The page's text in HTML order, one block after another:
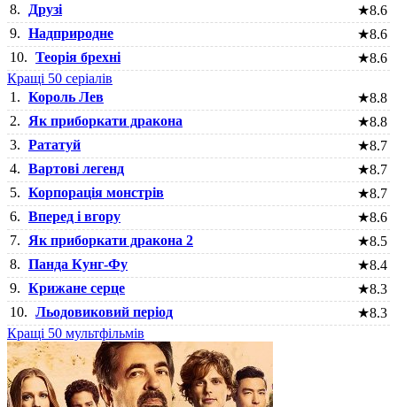
8.
Друзі ★8.6
9. Надприродне ★8.6
10. Теорія брехні ★8.6
Кращі 50 серіалів
1. Король Лев ★8.8
2.
Як приборкати дракона ★8.8
3. Рататуй ★8.7
4. Вартові легенд ★8.7
5. Корпорація монстрів ★8.7
6. Вперед і вгору ★8.6
7.
Як приборкати дракона 2 ★8.5
8. Панда Кунг-Фу ★8.4
9. Крижане серце ★8.3
10. Льодовиковий період ★8.3
Кращі 50 мультфільмів